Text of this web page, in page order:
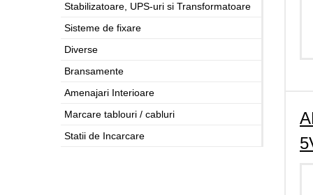
Stabilizatoare, UPS-uri si Transformatoare
Sisteme de fixare
Diverse
Bransamente
Amenajari Interioare
Marcare tablouri / cabluri
Statii de Incarcare